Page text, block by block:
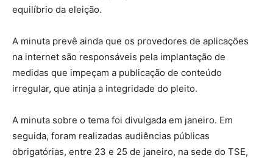
equilíbrio da eleição.
A minuta prevê ainda que os provedores de aplicações
na internet são responsáveis pela implantação de
medidas que impeçam a publicação de conteúdo
irregular, que atinja a integridade do pleito.
A minuta sobre o tema foi divulgada em janeiro. Em
seguida, foram realizadas audiências públicas
obrigatórias, entre 23 e 25 de janeiro, na sede do TSE,